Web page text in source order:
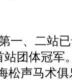
、二站已
站团体冠军
松声马术